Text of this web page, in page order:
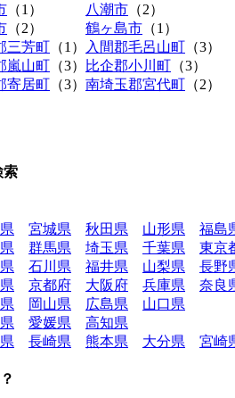
（1） 八潮市 （2）
（2） 鶴ヶ島市 （1）
三芳町 （1） 入間郡毛呂山町 （3）
嵐山町 （3） 比企郡小川町 （3）
寄居町 （3） 南埼玉郡宮代町 （2）
索
宮城県 秋田県 山形県
福島
群馬県 埼玉県 千葉県 東京
石川県 福井県 山梨県 長野
京都府 大阪府 兵庫県 奈良
岡山県 広島県
山口県
愛媛県
高知県
長崎県 熊本県 大分県 宮崎